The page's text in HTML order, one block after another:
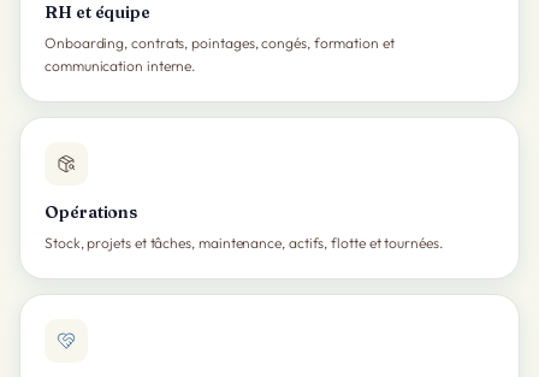
RH et équipe
Onboarding, contrats, pointages, congés, formation et
communication interne.
Opérations
Stock, projets et tâches, maintenance, actifs, flotte et tournées.